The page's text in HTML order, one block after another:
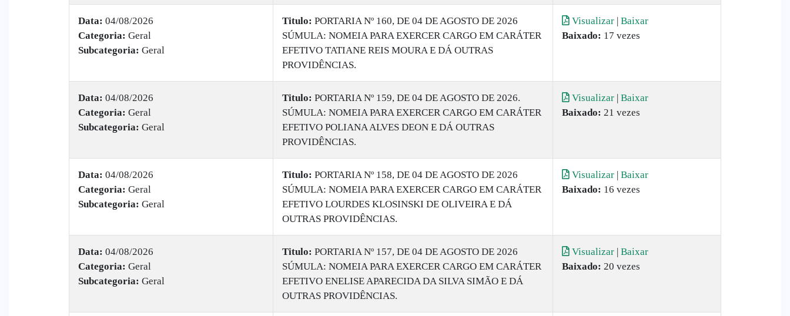
Data: 04/08/2026
Categoria: Geral
Subcategoria: Geral
Titulo: PORTARIA Nº 160, DE 04 DE AGOSTO DE 2026
SÚMULA: NOMEIA PARA EXERCER CARGO EM CARÁTER
EFETIVO TATIANE REIS MOURA E DÁ OUTRAS
PROVIDÊNCIAS.
Visualizar | Baixar
Baixado: 17 vezes
Data: 04/08/2026
Categoria: Geral
Subcategoria: Geral
Titulo: PORTARIA Nº 159, DE 04 DE AGOSTO DE 2026.
SÚMULA: NOMEIA PARA EXERCER CARGO EM CARÁTER
EFETIVO POLIANA ALVES DEON E DÁ OUTRAS
PROVIDÊNCIAS.
Visualizar | Baixar
Baixado: 21 vezes
Data: 04/08/2026
Categoria: Geral
Subcategoria: Geral
Titulo: PORTARIA Nº 158, DE 04 DE AGOSTO DE 2026
SÚMULA: NOMEIA PARA EXERCER CARGO EM CARÁTER
EFETIVO LOURDES KLOSINSKI DE OLIVEIRA E DÁ
OUTRAS PROVIDÊNCIAS.
Visualizar | Baixar
Baixado: 16 vezes
Data: 04/08/2026
Categoria: Geral
Subcategoria: Geral
Titulo: PORTARIA Nº 157, DE 04 DE AGOSTO DE 2026
SÚMULA: NOMEIA PARA EXERCER CARGO EM CARÁTER
EFETIVO ENELISE APARECIDA DA SILVA SIMÃO E DÁ
OUTRAS PROVIDÊNCIAS.
Visualizar | Baixar
Baixado: 20 vezes